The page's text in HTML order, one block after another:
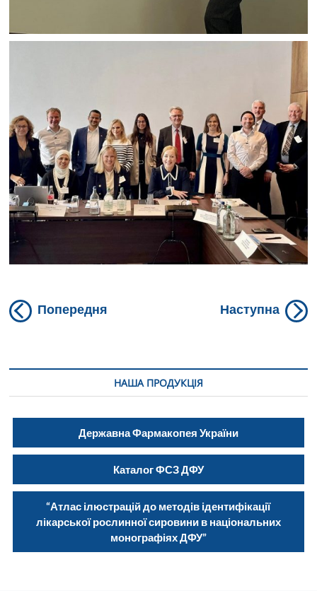
Навігація
Попередня Наступна
НАША ПРОДУКЦІЯ
Державна Фармакопея України
Каталог ФСЗ ДФУ
“Атлас ілюстрацій до методів ідентифікації
лікарської рослинної сировини в національних
монографіях ДФУ”